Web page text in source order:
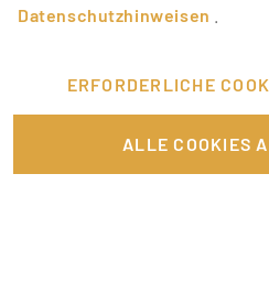
Datenschutzhinweisen
ERFORDERLICHE
ALLE COOKIES